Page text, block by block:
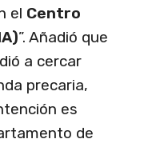
el Centro
”. Añadió que
a cercar
precaria,
es
de